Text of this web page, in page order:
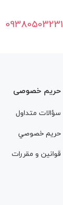
09380503231
حریم خصوصی
سؤالات متداول
حريم خصوصي
قوانين و مقررات